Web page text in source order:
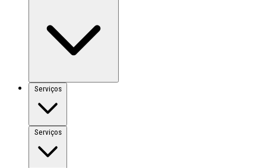
Serviços
Serviços